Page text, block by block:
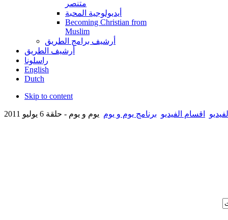
متنصر
أيديولوجية المحبة
Becoming Christian from
Muslim
أرشيف برامج الطريق
أرشيف الطريق
راسلونا
English
Dutch
Skip to content
اقسام الفيديو برنامج يوم و يوم يوم و يوم - حلقة 6 يوليو 2011